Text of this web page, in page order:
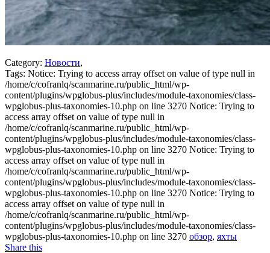
Category: Новости,
Tags: Notice: Trying to access array offset on value of type null in
/home/c/cofranlq/scanmarine.ru/public_html/wp-
content/plugins/wpglobus-plus/includes/module-taxonomies/class-
wpglobus-plus-taxonomies-10.php on line 3270 Notice: Trying to
access array offset on value of type null in
/home/c/cofranlq/scanmarine.ru/public_html/wp-
content/plugins/wpglobus-plus/includes/module-taxonomies/class-
wpglobus-plus-taxonomies-10.php on line 3270 Notice: Trying to
access array offset on value of type null in
/home/c/cofranlq/scanmarine.ru/public_html/wp-
content/plugins/wpglobus-plus/includes/module-taxonomies/class-
wpglobus-plus-taxonomies-10.php on line 3270 Notice: Trying to
access array offset on value of type null in
/home/c/cofranlq/scanmarine.ru/public_html/wp-
content/plugins/wpglobus-plus/includes/module-taxonomies/class-
wpglobus-plus-taxonomies-10.php on line 3270 обзор, яхты
Share this